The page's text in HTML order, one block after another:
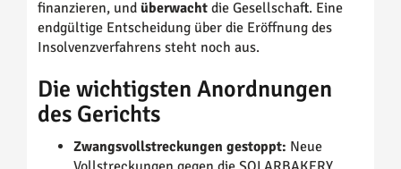
finanzieren, und überwacht die Gesellschaft. Eine
endgültige Entscheidung über die Eröffnung des
Insolvenzverfahrens steht noch aus.
Die wichtigsten Anordnungen
des Gerichts
Zwangsvollstreckungen gestoppt: Neue